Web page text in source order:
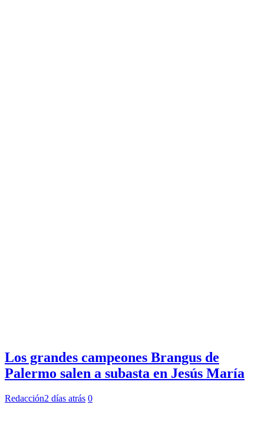
Los grandes campeones Brangus de
Palermo salen a subasta en Jesús María
Redacción2 días atrás 0